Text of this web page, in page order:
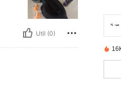
Util (0)